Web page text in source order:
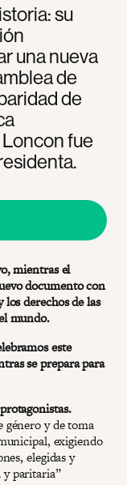
su
una nueva
de
de
fue
mientras el
documento con
derechos de las
mundo.
este
se prepara para
género y de toma
exigiendo
elegidas y
y paritaria”